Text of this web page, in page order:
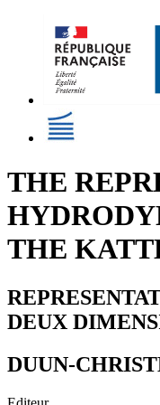
THE
THE
DEUX
DUUN-